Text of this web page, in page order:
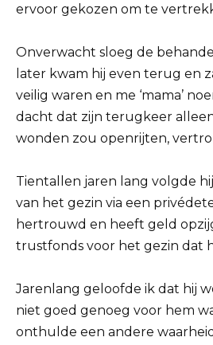
ervoor gekozen om te
Onverwacht sloeg de
later kwam hij even terug en
veilig waren en me ‘mama’
dacht dat zijn terugkeer
wonden zou openrijten,
Tientallen jaren lang volgde
van het gezin via een
hertrouwd en heeft geld
trustfonds voor het gezin dat
Jarenlang geloofde ik dat hij
niet goed genoeg voor hem
onthulde een andere